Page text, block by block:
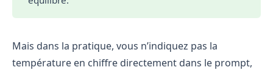
Mais dans la pratique, vous n’indiquez pas la
température en chiffre directement dans le prompt,